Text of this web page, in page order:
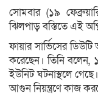
সোমবার (১৯
ঝিলপাড় বস্তিতে এই
ফায়ার সার্ভিসের
করেছেন। তিনি বলেন,
ইউনিট ঘটনাস্থলে
আগুন নিয়ন্ত্রণে কাজ